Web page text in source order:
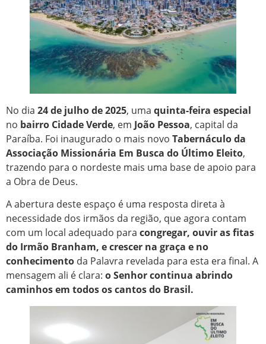
No dia 24 de julho de 2025, uma quinta-feira especial
no bairro Cidade Verde, em João Pessoa, capital da
Paraíba. Foi inaugurado o mais novo Tabernáculo da
Associação Missionária Em Busca do Último Eleito,
trazendo para o nordeste mais uma base de apoio para
a Obra de Deus.
A abertura deste espaço é uma resposta direta à
necessidade dos irmãos da região, que agora contam
com um local adequado para congregar, ouvir as fitas
do Irmão Branham, e crescer na graça e no
conhecimento da Palavra revelada para esta era final. A
mensagem ali é clara: o Senhor continua abrindo
caminhos em todos os cantos do Brasil.